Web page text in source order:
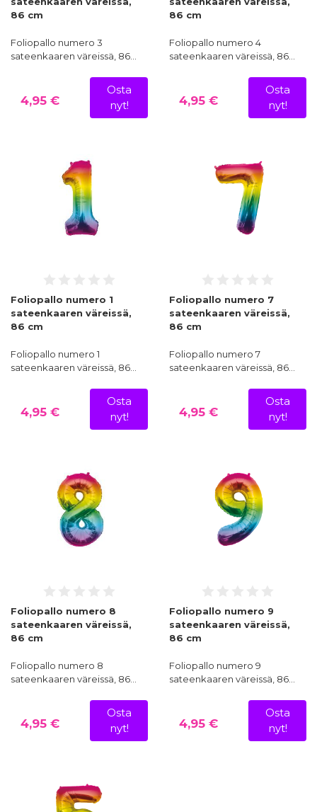
86 cm
Foliopallo numero 3
sateenkaaren väreissä, 86…
4,95 €
Osta
nyt!
86 cm
Foliopallo numero 4
sateenkaaren väreissä, 86…
4,95 €
Osta
nyt!
Foliopallo numero 1
sateenkaaren väreissä,
86 cm
Foliopallo numero 1
sateenkaaren väreissä, 86…
4,95 €
Osta
nyt!
Foliopallo numero 7
sateenkaaren väreissä,
86 cm
Foliopallo numero 7
sateenkaaren väreissä, 86…
4,95 €
Osta
nyt!
Foliopallo numero 8
sateenkaaren väreissä,
86 cm
Foliopallo numero 8
sateenkaaren väreissä, 86…
4,95 €
Osta
nyt!
Foliopallo numero 9
sateenkaaren väreissä,
86 cm
Foliopallo numero 9
sateenkaaren väreissä, 86…
4,95 €
Osta
nyt!